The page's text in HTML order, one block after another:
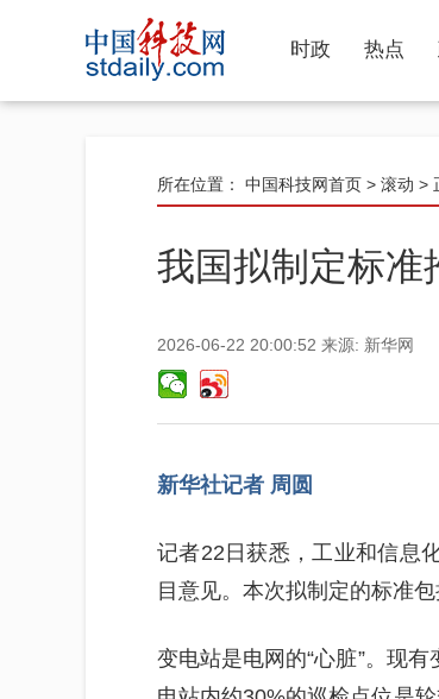
时政 热点
所在位置： 中国科技网首页 > 滚动 >
我国拟制定标准
2026-06-22 20:00:52 来源: 新华网
新华社记者 周圆
记者22日获悉，工业和信息
目意见。本次拟制定的标准
变电站是电网的“心脏”。现